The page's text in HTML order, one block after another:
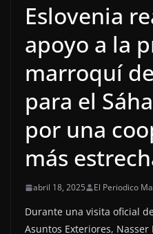
Eslovenia
apoyo a la
marroquí
para el
por una
más
abril 18, 2025 El Periodico
Durante una visita oficial
Asuntos Exteriores,